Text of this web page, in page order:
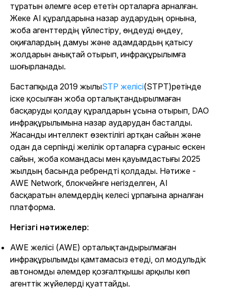
тұратын әлемге әсер ететін орталарға арналған.
Жеке AI құралдарына назар аударудың орнына,
жоба агенттердің үйлестіру, өңдеуді өңдеу,
оқиғалардың дамуы және адамдардың қатысу
жолдарын анықтай отырып, инфрақұрылымға
шоғырланады.
Бастапқыда 2019 жылыSTP желісі(STPT)ретінде
іске қосылған жоба орталықтандырылмаған
басқаруды қолдау құралдарын ұсына отырып, DAO
инфрақұрылымына назар аударудан басталды.
Жасанды интеллект өзектілігі артқан сайын және
одан да серпінді желілік орталарға сұраныс өскен
сайын, жоба командасы мен қауымдастығы 2025
жылдың басында ребрендті қолдады. Нәтиже -
AWE Network, блокчейнге негізделген, AI
басқаратын әлемдердің келесі ұрпағына арналған
платформа.
Негізгі нәтижелер:
AWE желісі (AWE) орталықтандырылмаған
инфрақұрылымды қамтамасыз етеді, ол модульдік
автономды әлемдер қозғалтқышы арқылы көп
агенттік жүйелерді қуаттайды.